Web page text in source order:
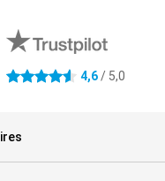
4.6 étoiles 4,6/ 5,0